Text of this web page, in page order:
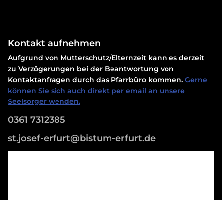
Kontakt aufnehmen
Aufgrund von Mutterschutz/Elternzeit kann es derzeit
zu Verzögerungen bei der Beantwortung von
Kontaktanfragen durch das Pfarrbüro kommen. Gerne
können Sie sich auch direkt per email an unsere
Seelsorger wenden.
0361 7312385
st.josef-erfurt@bistum-erfurt.de